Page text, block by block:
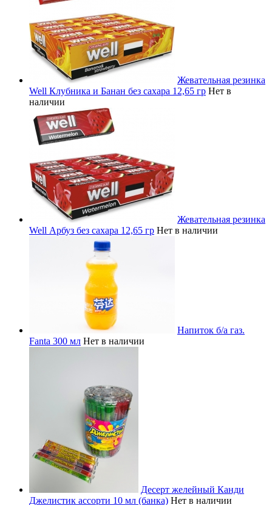
Жевательная резинка
Well Клубника и Банан без сахара 12,65 гр Нет в
наличии
Жевательная резинка
Well Арбуз без сахара 12,65 гр Нет в наличии
Напиток б/а газ.
Fanta 300 мл Нет в наличии
Десерт желейный Канди
Джелистик ассорти 10 мл (банка) Нет в наличии